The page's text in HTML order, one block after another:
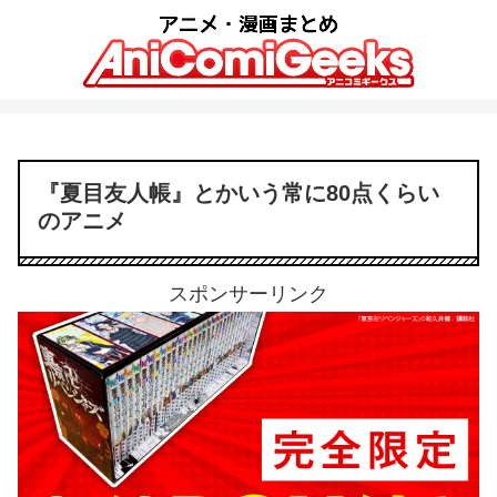
『夏目友人帳』とかいう常に80点くらい
のアニメ
スポンサーリンク